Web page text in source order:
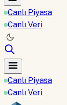
Canlı Piyasa
Canlı Veri
Canlı Piyasa
Canlı Veri